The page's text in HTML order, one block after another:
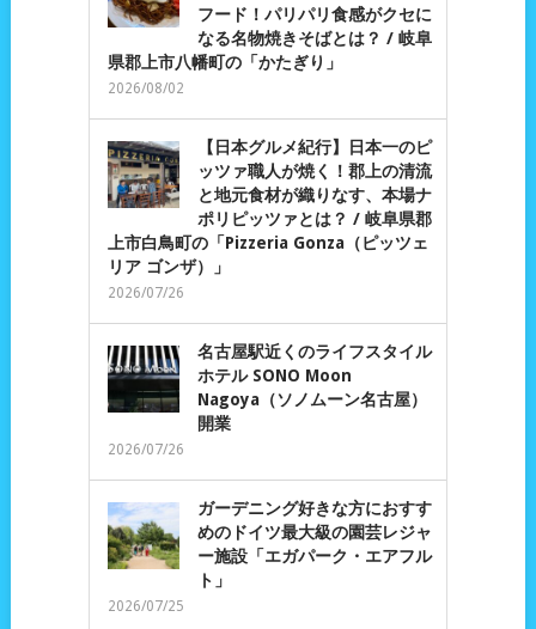
フード！パリパリ食感がクセに
なる名物焼きそばとは？ / 岐阜
県郡上市八幡町の「かたぎり」
2026/08/02
【日本グルメ紀行】日本一のピ
ッツァ職人が焼く！郡上の清流
と地元食材が織りなす、本場ナ
ポリピッツァとは？ / 岐阜県郡
上市白鳥町の「Pizzeria Gonza（ピッツェ
リア ゴンザ）」
2026/07/26
名古屋駅近くのライフスタイル
ホテル SONO Moon
Nagoya（ソノムーン名古屋）
開業
2026/07/26
ガーデニング好きな方におすす
めのドイツ最大級の園芸レジャ
ー施設「エガパーク・エアフル
ト」
2026/07/25